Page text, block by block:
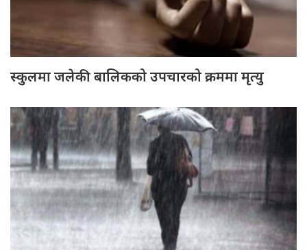
स्कुलमा जलेकी बालिकको उपचारको क्रममा मृत्यु